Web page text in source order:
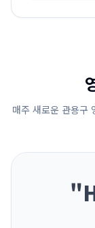
매주 새로운 관용구
"